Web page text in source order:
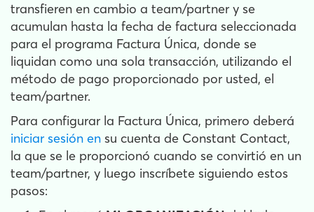
transfieren en cambio a team/partner y se
acumulan hasta la fecha de factura seleccionada
para el programa Factura Única, donde se
liquidan como una sola transacción, utilizando el
método de pago proporcionado por usted, el
team/partner.
Para configurar la Factura Única, primero deberá
iniciar sesión en su cuenta de Constant Contact,
la que se le proporcionó cuando se convirtió en un
team/partner, y luego inscríbete siguiendo estos
pasos: